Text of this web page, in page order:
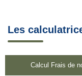
Les
Calcul Frais de